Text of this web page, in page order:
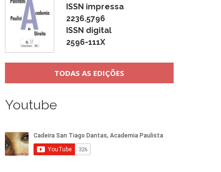
ISSN impressa
2236.5796
ISSN digital
2596-111X
TODAS AS EDIÇÕES
Youtube